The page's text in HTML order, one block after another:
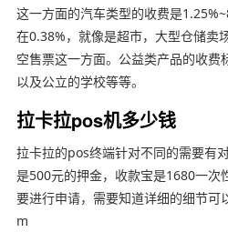
这一方面的汽车类型的收费是
在0.38%，就像是超市，大型仓储卖
空售票这一方面。公益类产品的收费
以及公立的学校等等。
拉卡拉pos机多少钱
拉卡拉的pos终端针对不同的需要有
是500元的押金，收款宝是1680一次
要进行申请，需要知道详细的细节
m